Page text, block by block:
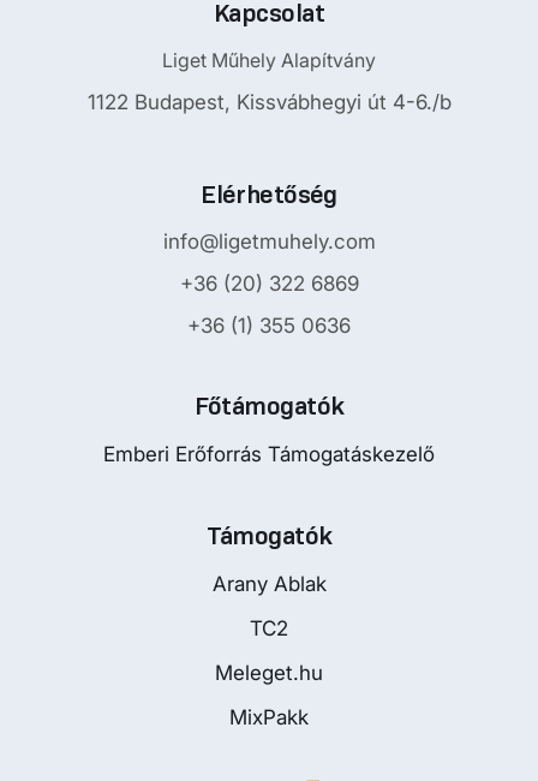
Kapcsolat
Liget Műhely Alapítvány
1122 Budapest, Kissvábhegyi út 4-6./b
Elérhetőség
info@ligetmuhely.com
+36 (20) 322 6869
+36 (1) 355 0636
Főtámogatók
Emberi Erőforrás Támogatáskezelő
Támogatók
Arany Ablak
TC2
Meleget.hu
MixPakk